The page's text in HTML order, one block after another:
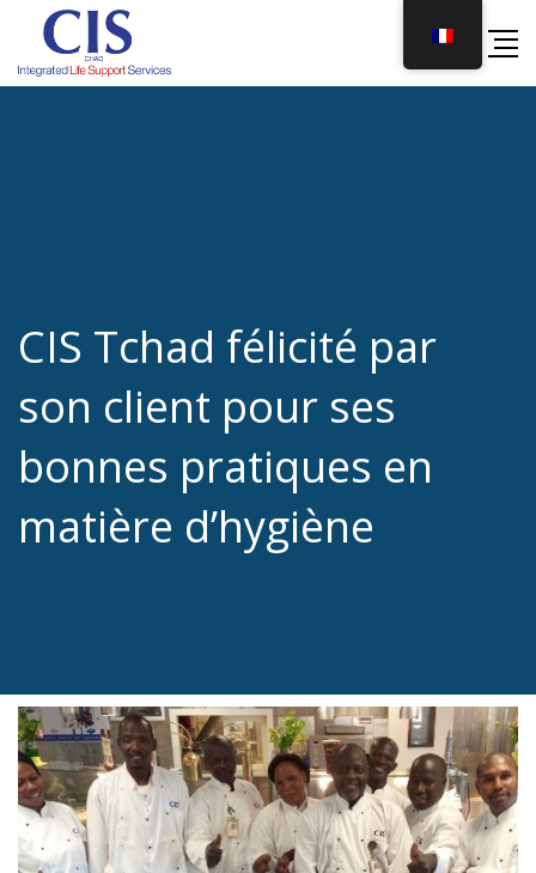
content
CIS Tchad félicité par
son client pour ses
bonnes pratiques en
matière d’hygiène